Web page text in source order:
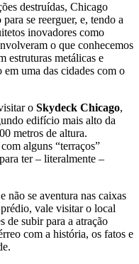
destruídas, Chicago
se reerguer, e, tendo a
inovadores como
o que conhecemos
estruturas metálicas e
uma das cidades com o
o Skydeck Chicago,
edifício mais alto da
metros de altura.
alguns “terraços”
ter – literalmente –
não se aventura nas caixas
vale visitar o local
de subir para a atração
com a história, os fatos e